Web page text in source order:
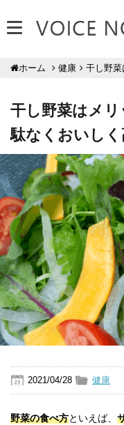
ホーム 健康 干し野
干し野菜はメ
駄なくおいしく
2021/04/28 健康
野菜の食べ方といえば、